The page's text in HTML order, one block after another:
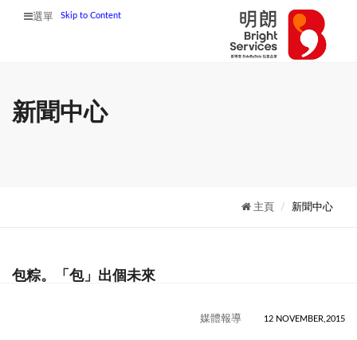
選單 Skip to Content
新聞中心
主頁 新聞中心
包粽。「包」出個未來
媒體報導 12 NOVEMBER,2015